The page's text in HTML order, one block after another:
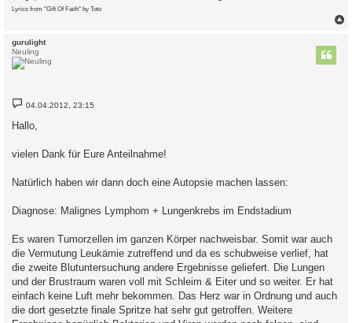
Lyrics from "Gift Of Faith" by Toto
gurulight
Neuling
B
e
i
t
a
g
04.04.2012, 23:15
Hallo,
vielen Dank für Eure Anteilnahme!
Natürlich haben wir dann doch eine Autopsie machen lassen:
Diagnose: Malignes Lymphom + Lungenkrebs im Endstadium
Es waren Tumorzellen im ganzen Körper nachweisbar. Somit war auch
die Vermutung Leukämie zutreffend und da es schubweise verlief, hat
die zweite Blutuntersuchung andere Ergebnisse geliefert. Die Lungen
und der Brustraum waren voll mit Schleim & Eiter und so weiter. Er hat
einfach keine Luft mehr bekommen. Das Herz war in Ordnung und auch
die dort gesetzte finale Spritze hat sehr gut getroffen. Weitere